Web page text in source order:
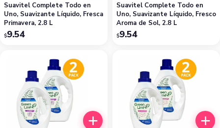
Suavitel Complete Todo en
Uno, Suavizante Líquido, Fresca
Primavera, 2.8 L
$9.54
Suavitel Complete Todo en
Uno, Suavizante Líquido, Fresco
Aroma de Sol, 2.8 L
$9.54